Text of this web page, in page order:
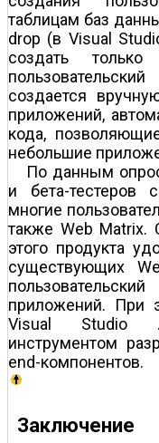
таблицам баз
drop (в Visual
создать
создается
приложений,
кода,
небольшие
По данным
и бета-тестеров
многие
также Web
этого продукта
существующих
приложений. При
Visual Studio
инструментом
end-компонентов.
Заключение